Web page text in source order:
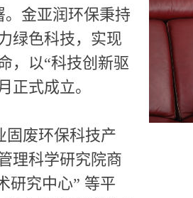
金亚润环保秉持
绿色科技，实现
，以“科技创新驱
正式成立。
废环保科技产
理科学研究院商
研究中心” 等平